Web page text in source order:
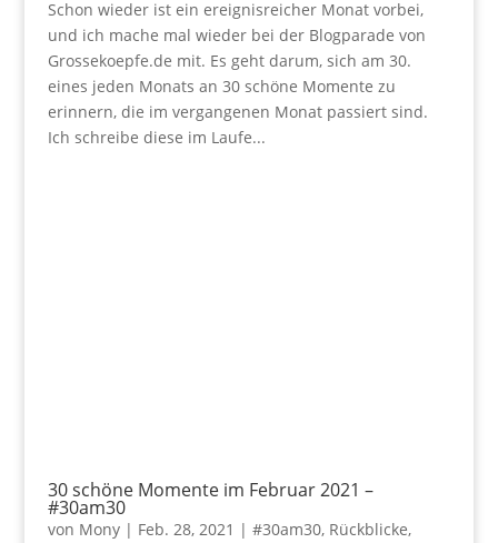
Schon wieder ist ein ereignisreicher Monat vorbei,
und ich mache mal wieder bei der Blogparade von
Grossekoepfe.de mit. Es geht darum, sich am 30.
eines jeden Monats an 30 schöne Momente zu
erinnern, die im vergangenen Monat passiert sind.
Ich schreibe diese im Laufe...
30 schöne Momente im Februar 2021 –
#30am30
von Mony| Feb. 28, 2021 | #30am30, Rückblicke,